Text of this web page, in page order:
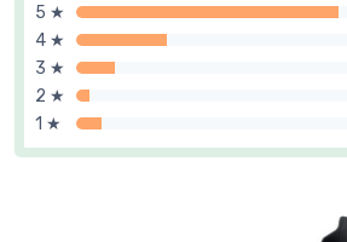
5 ★
4 ★
3 ★
2 ★
1 ★